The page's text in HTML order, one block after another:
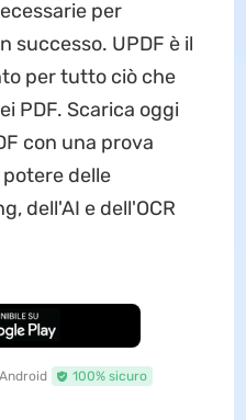
per
successo. UPDF è il
per tutto ciò che
PDF. Scarica oggi
con una prova
delle
dell'AI e dell'OCR
Gratis
100% sicuro